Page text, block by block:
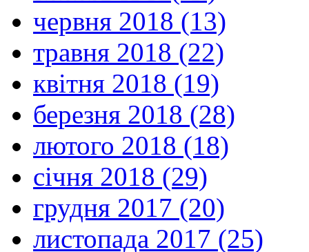
червня 2018 (13)
травня 2018 (22)
квітня 2018 (19)
березня 2018 (28)
лютого 2018 (18)
січня 2018 (29)
грудня 2017 (20)
листопада 2017 (25)